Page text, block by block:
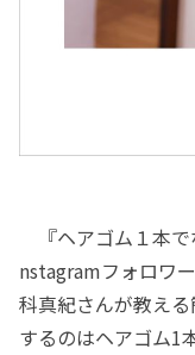
『ヘアゴム１本で
nstagramフォロワ
科真紀さんが教え
するのはヘアゴム1